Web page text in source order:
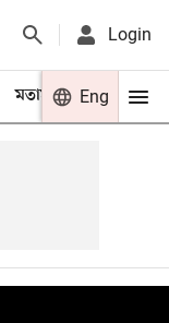
Login
মতামত খেলা
Eng